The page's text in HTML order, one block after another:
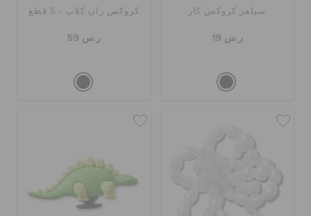
سيلفر كروكس كار
ر.س 19
كروكس ران كلاب - 5 قطع
ر.س 59